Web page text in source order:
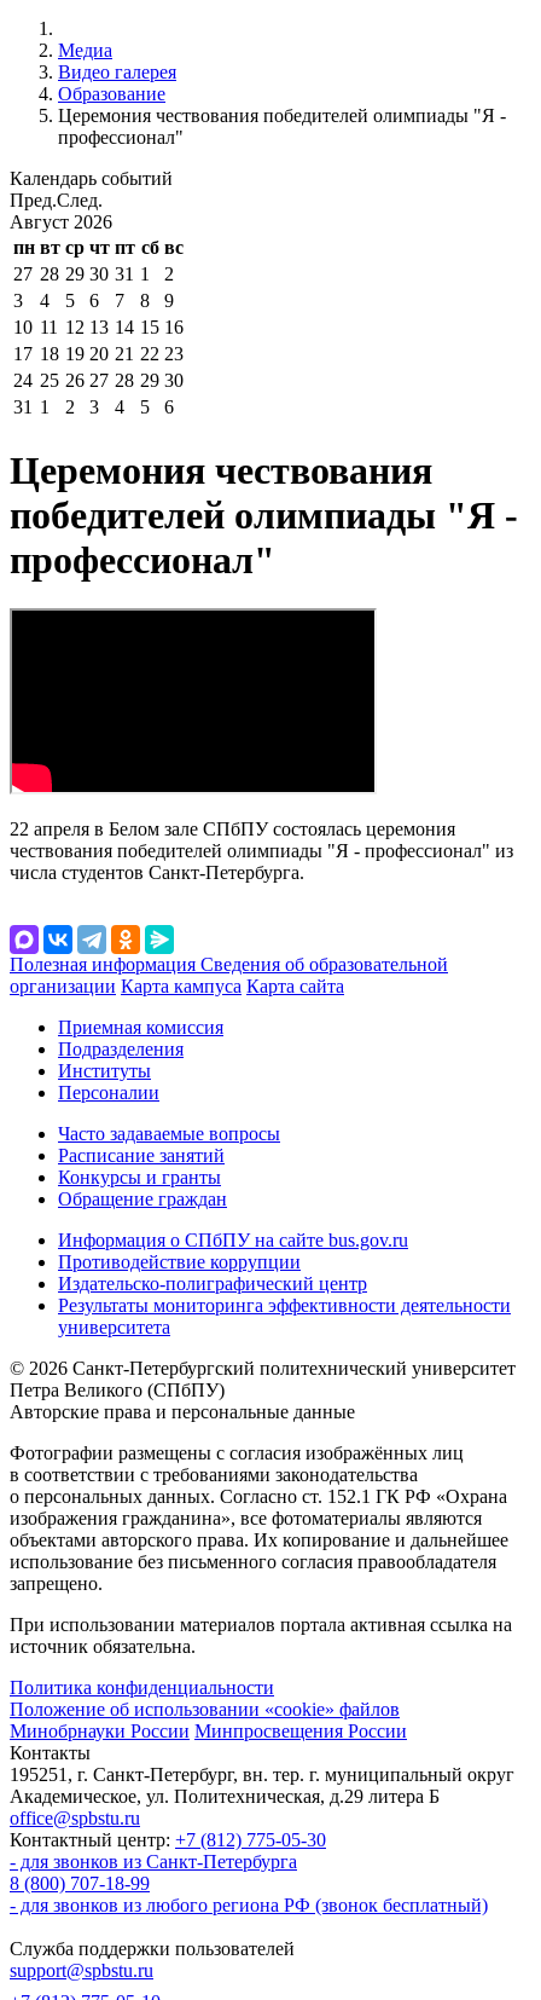
Медиа
Видео галерея
Образование
Церемония чествования победителей олимпиады "Я -
профессионал"
Календарь событий
Пред.След.
Август 2026
пн вт ср чт пт сб вс
27 28 29 30 31 1
2
3
4 5 6 7 8
9
10 11 12 13 14 15 16
17 18 19 20 21 22 23
24 25 26 27 28 29 30
31 1 2 3 4 5 6
Церемония чествования
победителей олимпиады "Я -
профессионал"
22 апреля в Белом зале СПбПУ состоялась церемония
чествования победителей олимпиады "Я - профессионал" из
числа студентов Санкт-Петербурга.
Полезная информация Сведения об образовательной
организации Карта кампуса Карта сайта
Приемная комиссия
Подразделения
Институты
Персоналии
Часто задаваемые вопросы
Расписание занятий
Конкурсы и гранты
Обращение граждан
Информация о СПбПУ на сайте bus.gov.ru
Противодействие коррупции
Издательско-полиграфический центр
Результаты мониторинга эффективности деятельности
университета
© 2026 Санкт-Петербургский политехнический университет
Петра Великого (СПбПУ)
Авторские права и персональные данные
Фотографии размещены с согласия изображённых лиц
в соответствии с требованиями законодательства
о персональных данных. Согласно ст. 152.1 ГК РФ «Охрана
изображения гражданина», все фотоматериалы являются
объектами авторского права. Их копирование и дальнейшее
использование без письменного согласия правообладателя
запрещено.
При использовании материалов портала активная ссылка на
источник обязательна.
Политика конфиденциальности
Положение об использовании «cookie» файлов
Минобрнауки России Минпросвещения России
Контакты
195251, г. Санкт-Петербург, вн. тер. г. муниципальный округ
Академическое, ул. Политехническая, д.29 литера Б
office@spbstu.ru
Контактный центр: +7 (812) 775-05-30
- для звонков из Санкт-Петербурга
8 (800) 707-18-99
- для звонков из любого региона РФ (звонок бесплатный)
Служба поддержки пользователей
support@spbstu.ru